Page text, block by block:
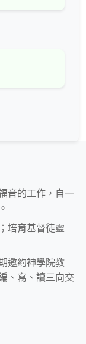
音的工作，自一
培育基督徒靈
邀約神學院教
、寫、讀三向交